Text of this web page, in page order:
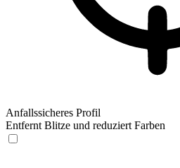
Anfallssicheres Profil
Entfernt Blitze und reduziert Farben